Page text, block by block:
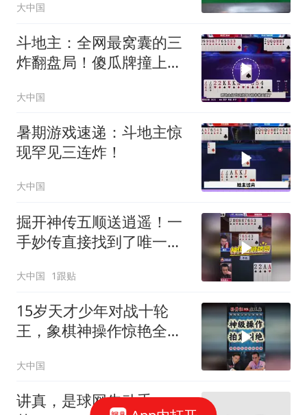
大中国
斗地主：全网最窝囊的三
炸翻盘局！傻瓜牌撞上大
大中国
暑期游戏速递：斗地主惊
现罕见三连炸！
大中国
掘开神传五顺送逍遥！一
手妙传直接找到了唯一
大中国 1跟贴
15岁天才少年对战十轮
王，象棋神操作惊艳全
大中国
讲真，是球网先动手